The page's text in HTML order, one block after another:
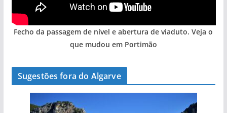
Fecho da passagem de nível e abertura de viaduto. Veja o
que mudou em Portimão
Sugestões fora do Algarve